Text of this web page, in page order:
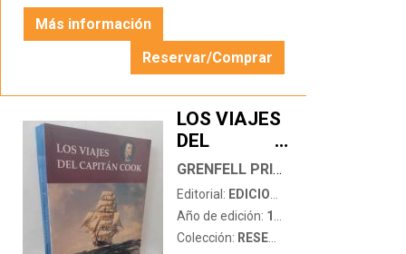
Más información
Reservar/Comprar
LOS VIAJES
DEL
CAPITÁN
COOK
(1768-1779)
…
GRENFELL PRICE, A.
Editorial: EDICIONES DEL SERBAL
Año de edición: 1988
Colección: RESEÑA